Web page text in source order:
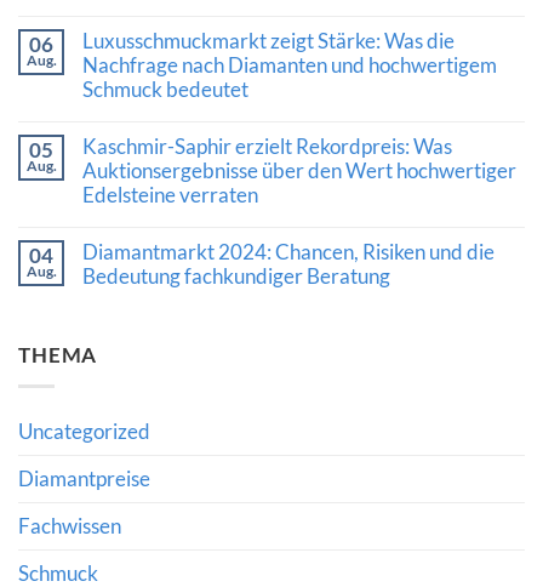
stärkt
Versorgung
und
Marktvertrauen
zu
Schliff,
Expertise
und
die
Auszeichnung
von
Al
den
Diamantkauf
bedeutet
06
Aug.
Luxusschmuckmarkt zeigt Stärke: Was die
Nachfrage nach Diamanten und hochwertigem
Schmuck bedeutet
zu
Luxusschmuckmarkt
zeigt
Stärke:
Nachfrage
nach
Diamanten
bedeutet
05
Aug.
Kaschmir-Saphir erzielt Rekordpreis: Was
Auktionsergebnisse über den Wert hochwertiger
Edelsteine verraten
zu
Kaschmir-
Saphir
Auktionsergebnisse
hochwertiger
Edelsteine
04
Aug.
Diamantmarkt 2024: Chancen, Risiken und die
Bedeutung fachkundiger Beratung
Diamantmarkt
die
fachkundiger
Beratung
THEMA
Uncategorized
Diamantpreise
Fachwissen
Schmuck